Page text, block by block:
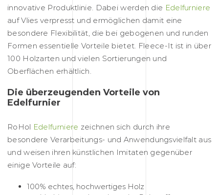
innovative Produktlinie. Dabei werden die Edelfurniere
auf Vlies verpresst und ermöglichen damit eine
besondere Flexibilität, die bei gebogenen und runden
Formen essentielle Vorteile bietet. Fleece-It ist in über
100 Holzarten und vielen Sortierungen und
Oberflächen erhältlich.
Die überzeugenden Vorteile von
Edelfurnier
RoHol Edelfurniere zeichnen sich durch ihre
besondere Verarbeitungs- und Anwendungsvielfalt aus
und weisen ihren künstlichen Imitaten gegenüber
einige Vorteile auf:
100% echtes, hochwertiges Holz